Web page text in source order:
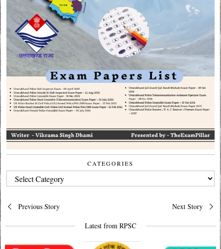
CATEGORIES
CATEGORIES
Post
navigation
Previous Story Next Story
Latest from RPSC